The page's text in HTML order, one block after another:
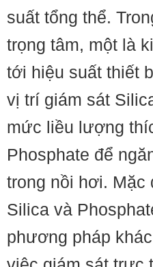
suất tổng thể.
trọng tâm, một là
tới hiệu suất thiết
vị trí giám sát
mức liều lượng
Phosphate để
trong nồi hơi. Mặc
Silica và
phương pháp